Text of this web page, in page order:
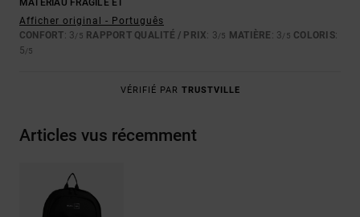
MATÉRIAU FRAGILE ET
Afficher original - Português
CONFORT: 3/5 RAPPORT QUALITÉ / PRIX: 3/5 MATIÈRE : 3/5 COLORIS:
5/5
VÉRIFIÉ PAR TRUSTVILLE
Articles vus récemment